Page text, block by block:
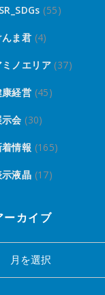
(55)
んま君 (4)
ミノエリア (37)
康経営 (45)
示会 (30)
情報 (165)
示液晶 (17)
ーカイブ